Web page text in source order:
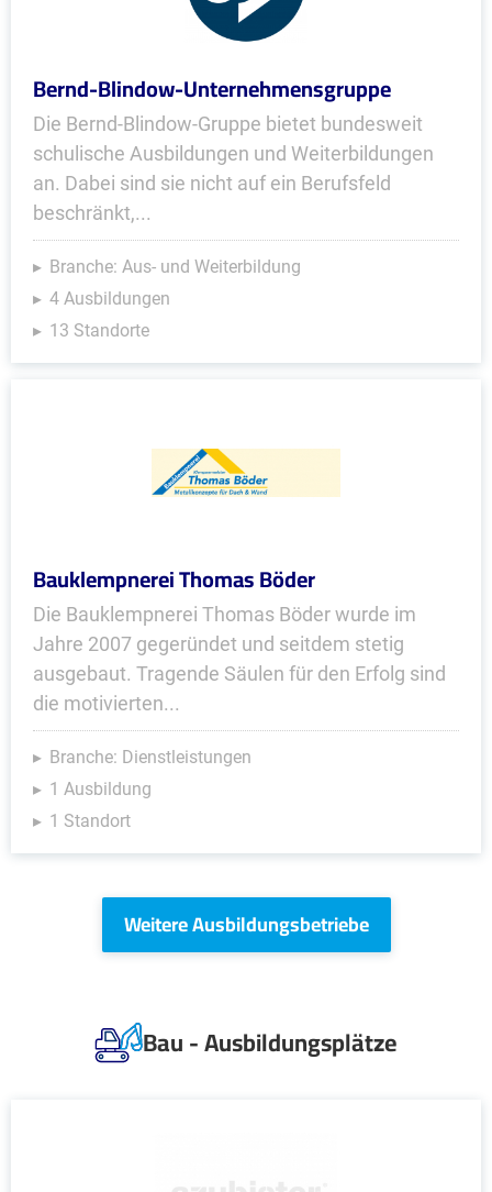
Bernd-Blindow-Unternehmensgruppe
Die Bernd-Blindow-Gruppe bietet bundesweit
schulische Ausbildungen und Weiterbildungen
an. Dabei sind sie nicht auf ein Berufsfeld
beschränkt,...
Branche: Aus- und Weiterbildung
4 Ausbildungen
13 Standorte
Bauklempnerei Thomas Böder
Die Bauklempnerei Thomas Böder wurde im
Jahre 2007 gegeründet und seitdem stetig
ausgebaut. Tragende Säulen für den Erfolg sind
die motivierten...
Branche: Dienstleistungen
1 Ausbildung
1 Standort
Weitere Ausbildungsbetriebe
Bau - Ausbildungsplätze